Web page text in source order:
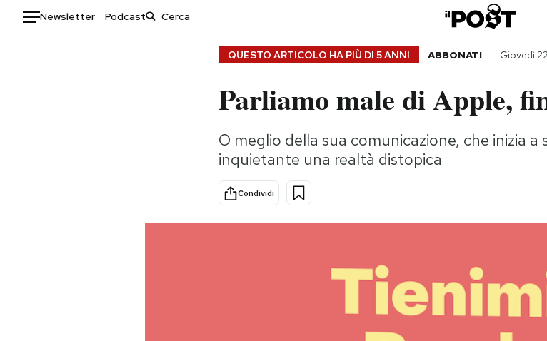
Newsletter Podcast
Consumismi
Storie/Idee
Ok Boomer!
Media
QUESTO ARTICOLO HA PIÙ DI 5 ANNI ABBONATI Giovedì
Parliamo male di Apple,
O meglio della sua comunicazione, che inizia
inquietante una realtà distopica
Condividi